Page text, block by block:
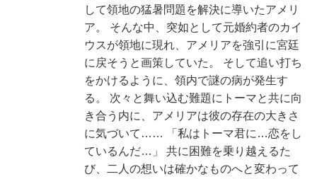
して領地の猛暑問題を解決に導いたアメリ
ア。 そんな中、突如として元婚約者のカイ
ウスが領地に現れ、アメリアを強引に宮廷
に戻そうと画策していた。 そして追い打ち
をかけるように、領内で謎の病が発生す
る。 次々と舞い込む難題にトーマと共に向
き合う内に、アメリアは彼の存在の大きさ
に気づいて…… 「私はトーマ君に…恋をし
ているんだ…」 共に困難を乗り越えるた
び、二人の想いは確かなものへと変わって